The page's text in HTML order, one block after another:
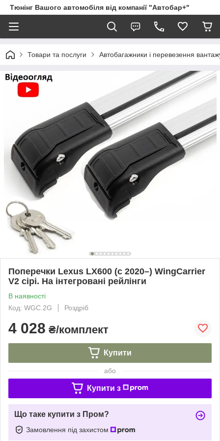
Тюнінг Вашого автомобіля від компанії "Автобар+"
Товари та послуги Автобагажники і перевезення
Поперечки Lexus LX600 (c 2020–) WingCarrier
V2 сірі. На інтегровані рейлінги
В наявності
Код: WGC.2G
Роздріб
4 028 ₴/комплект
Купити
або
Купити з
Що таке купити з Пром?
Замовлення під захистом